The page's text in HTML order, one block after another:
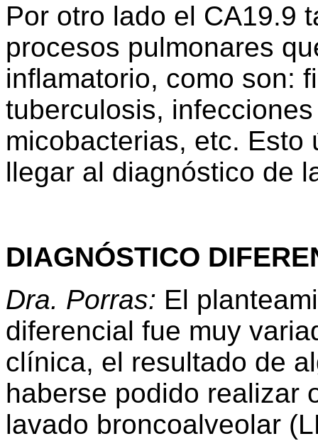
Por otro lado el CA19.9
procesos pulmonares
inflamatorio, como son:
tuberculosis,
micobacterias, etc. Esto
llegar al diagnóstico de
DIAGNÓSTICO
Dra. Porras: El
diferencial fue muy
clínica, el resultado de
haberse podido realizar
lavado broncoalveolar